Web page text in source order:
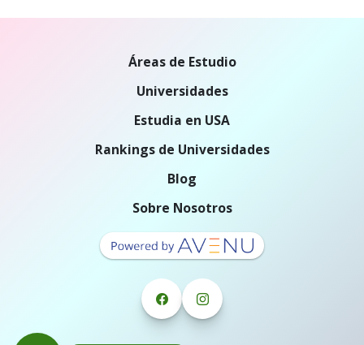
Áreas de Estudio
Universidades
Estudia en USA
Rankings de Universidades
Blog
Sobre Nosotros